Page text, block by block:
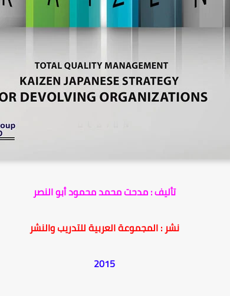
تأليف : مدحت محمد محمود أبو النصر
نشر : المجموعة العربية للتدريب والنشر
2015